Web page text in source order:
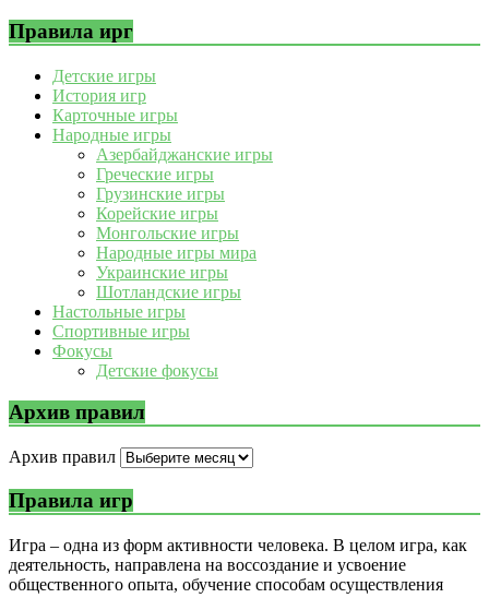
Правила ирг
Детские игры
История игр
Карточные игры
Народные игры
Азербайджанские игры
Греческие игры
Грузинские игры
Корейские игры
Монгольские игры
Народные игры мира
Украинские игры
Шотландские игры
Настольные игры
Спортивные игры
Фокусы
Детские фокусы
Архив правил
Архив правил
Правила игр
Игра – одна из форм активности человека. В целом игра, как
деятельность, направлена на воссоздание и усвоение
общественного опыта, обучение способам осуществления